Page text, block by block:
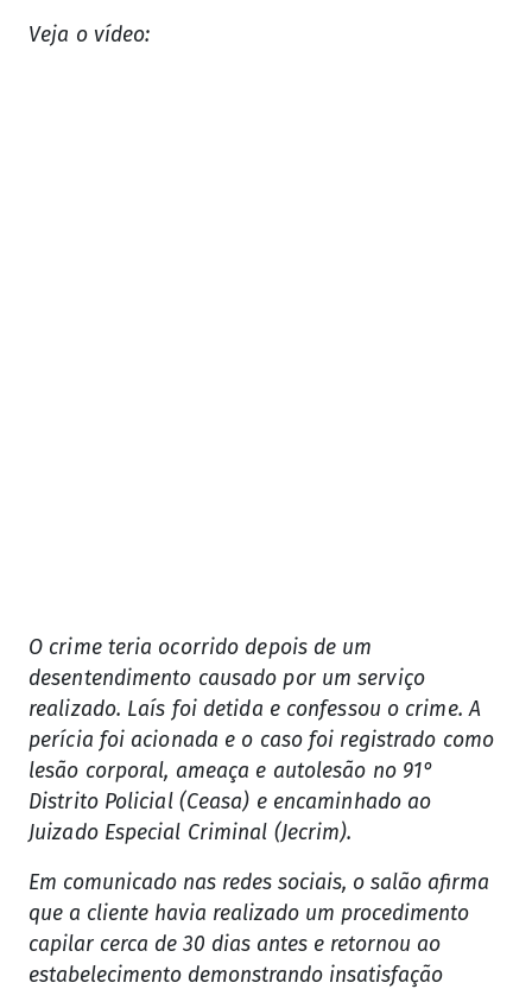
Veja o vídeo:
O crime teria ocorrido depois de um
desentendimento causado por um serviço
realizado. Laís foi detida e confessou o crime. A
perícia foi acionada e o caso foi registrado como
lesão corporal, ameaça e autolesão no 91°
Distrito Policial (Ceasa) e encaminhado ao
Juizado Especial Criminal (Jecrim).
Em comunicado nas redes sociais, o salão afirma
que a cliente havia realizado um procedimento
capilar cerca de 30 dias antes e retornou ao
estabelecimento demonstrando insatisfação